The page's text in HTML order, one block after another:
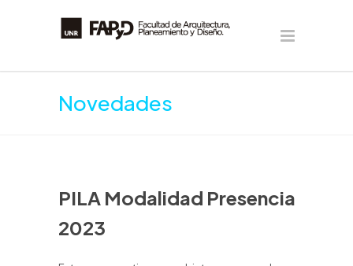
Novedades
PILA Modalidad Presencial |
2023